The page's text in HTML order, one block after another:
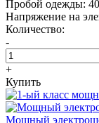
Пробой одежды:
Напряжение на
Количество:
-
+
Купить
Мощный